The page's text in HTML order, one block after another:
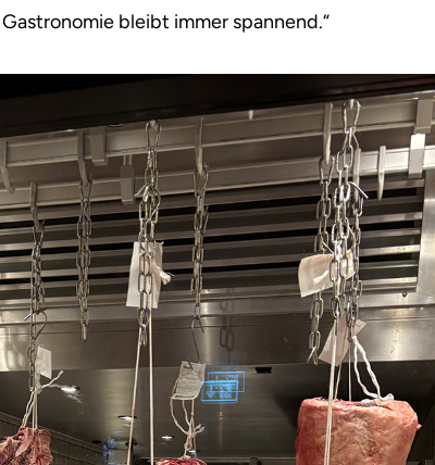
bleibt immer spannend.“